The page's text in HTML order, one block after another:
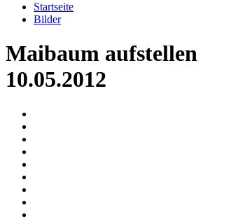
Startseite
Bilder
Maibaum aufstellen
10.05.2012